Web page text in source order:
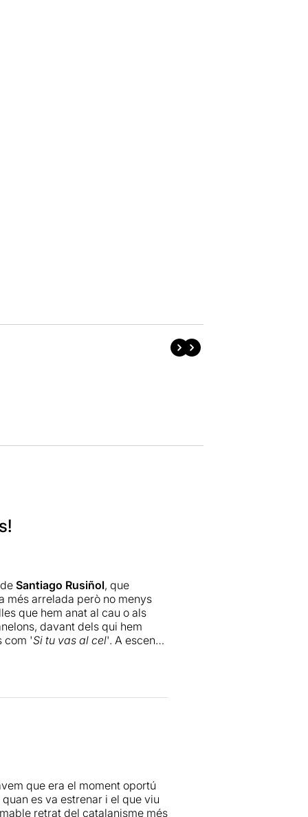
Santiago Rusiñol, que
més arrelada però no menys
que hem anat al cau o als
davant dels qui hem
com 'Si tu vas al cel'. A escena
Genís.
si de petits heu anat a
si creieu que sa riure d'un
que era el moment oportú
es va estrenar i el que viu
retrat del catalanisme més